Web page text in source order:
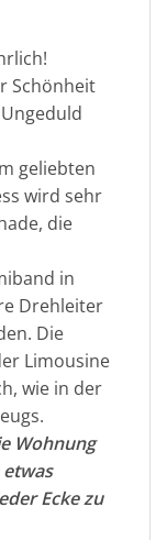
Schönheit
geliebten
wird sehr
die
in
Drehleiter
Die
Limousine
wie in der
Wohnung
Ecke zu